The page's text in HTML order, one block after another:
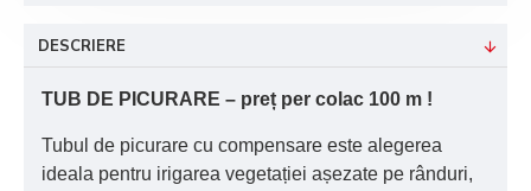
DESCRIERE
TUB DE PICURARE – preț per colac 100 m !
Tubul de picurare cu compensare este alegerea
ideala pentru irigarea vegetației așezate pe rânduri,